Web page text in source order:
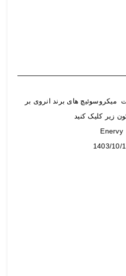
های برند انروی بر
زیر کلیک کنید
Enervy
1403/10/